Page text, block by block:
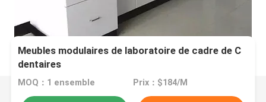
Meubles modulaires de laboratoire de cadre de C
dentaires
MOQ：1 ensemble Prix：$184/M